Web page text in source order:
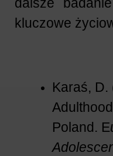
dalsze
kluczowe
Karaś,
Poland. E